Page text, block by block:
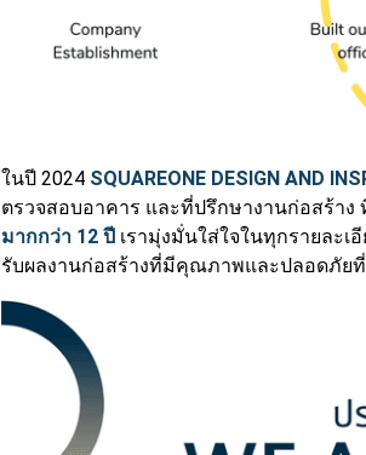
ในปี 2024 SQUAREONE DESIGN AND
ตรวจสอบอาคาร และที่ปรึกษางานก่อสร้าง
มากกว่า 12 ปี เรามุ่งมั่นใส่ใจในทุกรายละ
รับผลงานก่อสร้างที่มีคุณภาพและปลอดภัยที่